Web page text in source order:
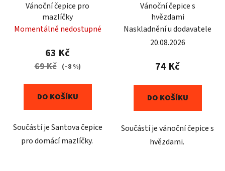
Vánoční čepice pro
mazlíčky
Momentálně nedostupné
63 Kč
69 Kč (–8 %)
DO KOŠÍKU
Součástí je Santova čepice
pro domácí mazlíčky.
Vánoční čepice s
hvězdami
Naskladnění u dodavatele
20.08.2026
74 Kč
DO KOŠÍKU
Součástí je vánoční čepice s
hvězdami.